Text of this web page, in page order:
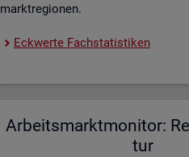
markt­re­gio­nen.
Eck­wer­te Fach­sta­tis­ti­ken
Ar­beits­markt­mo­ni­tor:
tur